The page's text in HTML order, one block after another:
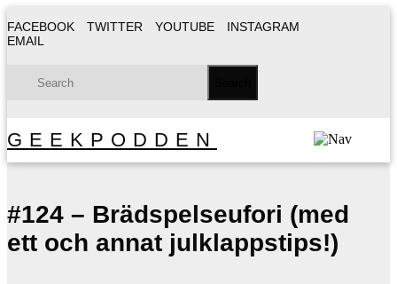
FACEBOOK TWITTER YOUTUBE
INSTAGRAM
EMAIL
GEEKPODDEN
#124 – Brädspelseufori (med
ett och annat julklappstips!)